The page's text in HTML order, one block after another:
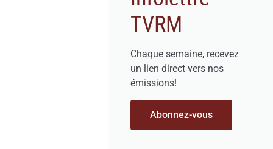
TVRM
Chaque semaine, recevez
un lien direct vers nos
émissions!
Abonnez-vous